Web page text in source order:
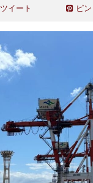
ツイート ピン